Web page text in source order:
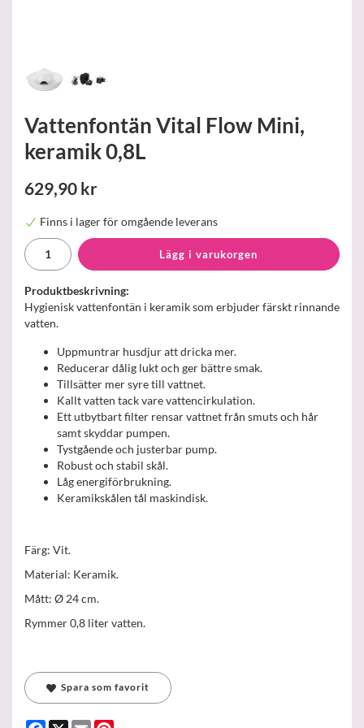
Vattenfontän Vital Flow Mini,
keramik 0,8L
629,90 kr
Finns i lager för omgående leverans
Lägg i varukorgen
Produktbeskrivning:
Hygienisk vattenfontän i keramik som erbjuder färskt rinnande
vatten.
Uppmuntrar husdjur att dricka mer.
Reducerar dålig lukt och ger bättre smak.
Tillsätter mer syre till vattnet.
Kallt vatten tack vare vattencirkulation.
Ett utbytbart filter rensar vattnet från smuts och hår
samt skyddar pumpen.
Tystgående och justerbar pump.
Robust och stabil skål.
Låg energiförbrukning.
Keramikskålen tål maskindisk.
Färg: Vit.
Material: Keramik.
Mått: Ø 24 cm.
Rymmer 0,8 liter vatten.
Spara som favorit